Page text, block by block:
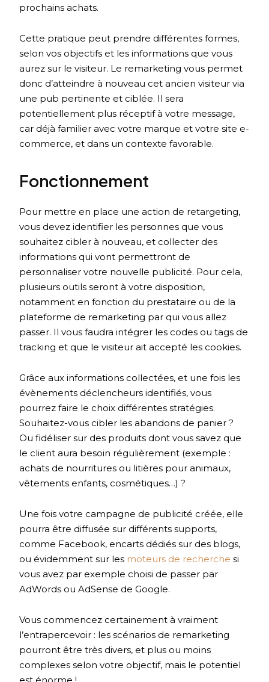
prochains achats.
Cette pratique peut prendre différentes formes,
selon vos objectifs et les informations que vous
aurez sur le visiteur. Le remarketing vous permet
donc d’atteindre à nouveau cet ancien visiteur via
une pub pertinente et ciblée. Il sera
potentiellement plus réceptif à votre message,
car déjà familier avec votre marque et votre site e-
commerce, et dans un contexte favorable.
Fonctionnement
Pour mettre en place une action de retargeting,
vous devez identifier les personnes que vous
souhaitez cibler à nouveau, et collecter des
informations qui vont permettront de
personnaliser votre nouvelle publicité. Pour cela,
plusieurs outils seront à votre disposition,
notamment en fonction du prestataire ou de la
plateforme de remarketing par qui vous allez
passer. Il vous faudra intégrer les codes ou tags de
tracking et que le visiteur ait accepté les cookies.
Grâce aux informations collectées, et une fois les
évènements déclencheurs identifiés, vous
pourrez faire le choix différentes stratégies.
Souhaitez-vous cibler les abandons de panier ?
Ou fidéliser sur des produits dont vous savez que
le client aura besoin régulièrement (exemple :
achats de nourritures ou litières pour animaux,
vêtements enfants, cosmétiques…) ?
Une fois votre campagne de publicité créée, elle
pourra être diffusée sur différents supports,
comme Facebook, encarts dédiés sur des blogs,
ou évidemment sur les moteurs de recherche si
vous avez par exemple choisi de passer par
AdWords ou AdSense de Google.
Vous commencez certainement à vraiment
l’entrapercevoir : les scénarios de remarketing
pourront être très divers, et plus ou moins
complexes selon votre objectif, mais le potentiel